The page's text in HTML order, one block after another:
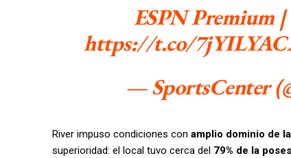
ESPN Premium
https://t.co/
— SportsCenter
River impuso condiciones con amplio dominio de
superioridad: el local tuvo cerca del 79% de la